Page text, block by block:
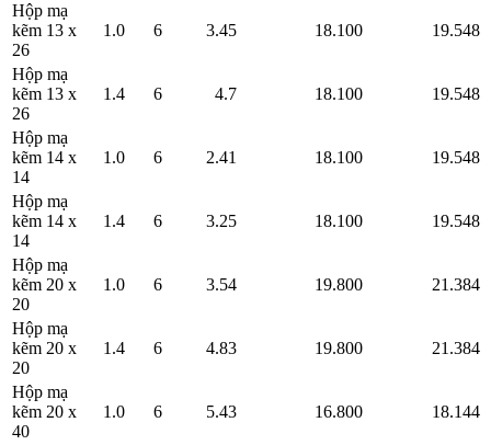
Hộp mạ
kẽm 13 x
26
1.0 6 3.45 18.100 19.548
Hộp mạ
kẽm 13 x
26
1.4 6 4.7 18.100 19.548
Hộp mạ
kẽm 14 x
14
1.0 6 2.41 18.100 19.548
Hộp mạ
kẽm 14 x
14
1.4 6 3.25 18.100 19.548
Hộp mạ
kẽm 20 x
20
1.0 6 3.54 19.800 21.384
Hộp mạ
kẽm 20 x
20
1.4 6 4.83 19.800 21.384
Hộp mạ
kẽm 20 x
40
1.0 6 5.43 16.800 18.144